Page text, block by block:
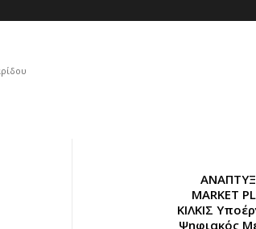
MARKET
ΚΙΛΚΙΣ
Ψηφιακός